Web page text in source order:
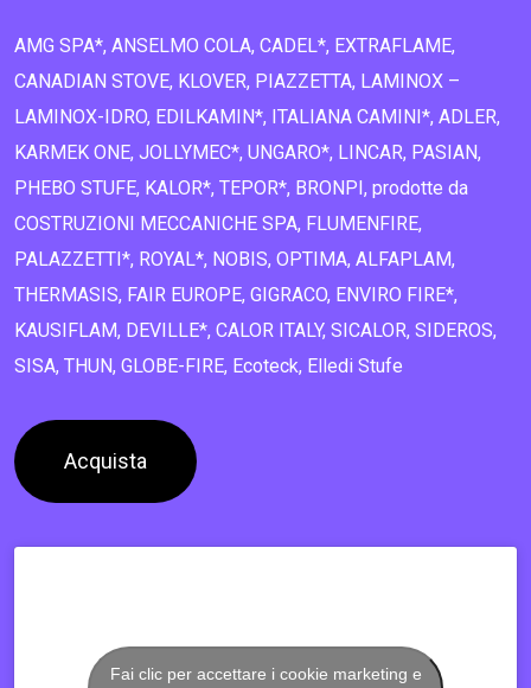
AMG SPA*, ANSELMO COLA, CADEL*, EXTRAFLAME,
CANADIAN STOVE, KLOVER, PIAZZETTA, LAMINOX –
LAMINOX-IDRO, EDILKAMIN*, ITALIANA CAMINI*, ADLER,
KARMEK ONE, JOLLYMEC*, UNGARO*, LINCAR, PASIAN,
PHEBO STUFE, KALOR*, TEPOR*, BRONPI, prodotte da
COSTRUZIONI MECCANICHE SPA, FLUMENFIRE,
PALAZZETTI*, ROYAL*, NOBIS, OPTIMA, ALFAPLAM,
THERMASIS, FAIR EUROPE, GIGRACO, ENVIRO FIRE*,
KAUSIFLAM, DEVILLE*, CALOR ITALY, SICALOR, SIDEROS,
SISA, THUN, GLOBE-FIRE, Ecoteck, Elledi Stufe
Acquista
Fai clic per accettare i cookie marketing e